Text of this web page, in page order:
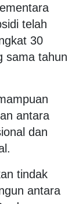
telah
30
sama tahun
antara
dan
tindak
antara